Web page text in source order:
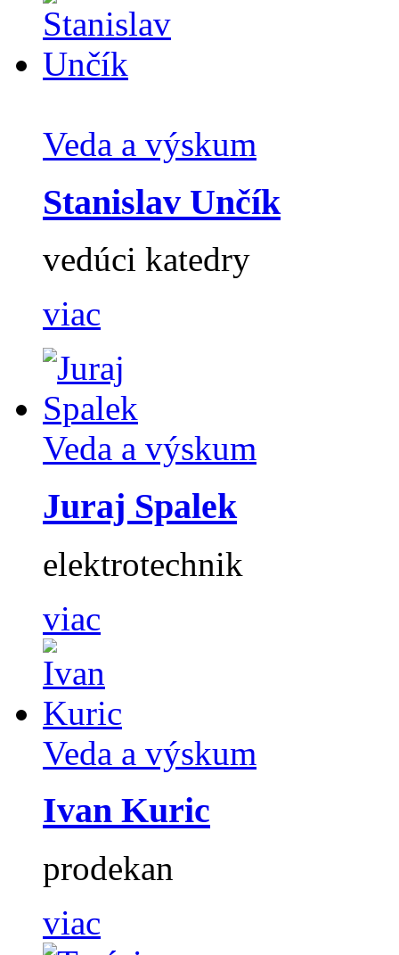
Veda a výskum
Stanislav Unčík
vedúci katedry
viac
Veda a výskum
Juraj Spalek
elektrotechnik
viac
Veda a výskum
Ivan Kuric
prodekan
viac